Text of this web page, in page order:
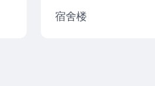
宿舍楼